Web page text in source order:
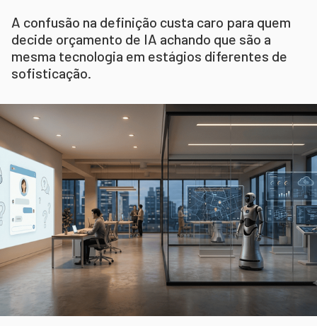
A confusão na definição custa caro para quem
decide orçamento de IA achando que são a
mesma tecnologia em estágios diferentes de
sofisticação.